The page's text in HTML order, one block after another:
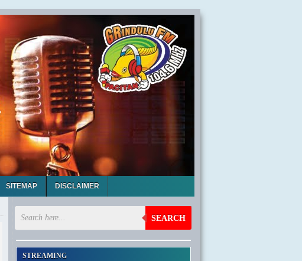
SITEMAP DISCLAIMER
SEARCH
STREAMING